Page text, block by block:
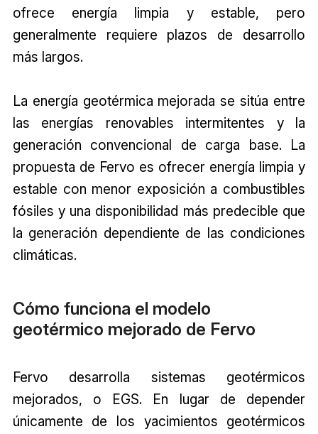
ofrece energía limpia y estable, pero
generalmente requiere plazos de desarrollo
más largos.
La energía geotérmica mejorada se sitúa entre
las energías renovables intermitentes y la
generación convencional de carga base. La
propuesta de Fervo es ofrecer energía limpia y
estable con menor exposición a combustibles
fósiles y una disponibilidad más predecible que
la generación dependiente de las condiciones
climáticas.
Cómo funciona el modelo
geotérmico mejorado de Fervo
Fervo desarrolla sistemas geotérmicos
mejorados, o EGS. En lugar de depender
únicamente de los yacimientos geotérmicos